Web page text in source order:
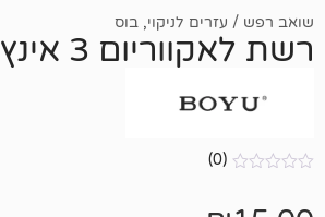
לניקוי,בוס
3 אינץ'